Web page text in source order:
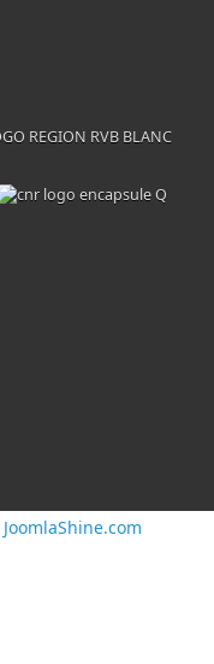
JoomlaShine.com